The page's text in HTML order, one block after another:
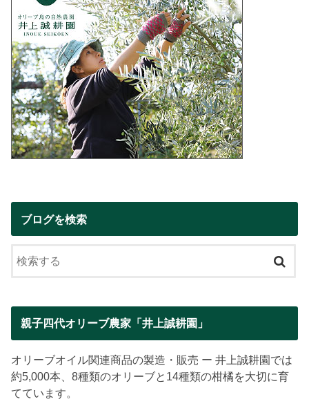
ブログを検索
親子四代オリーブ農家「井上誠耕園」
オリーブオイル関連商品の製造・販売 ー 井上誠耕園では
約5,000本、8種類のオリーブと14種類の柑橘を大切に育
てています。